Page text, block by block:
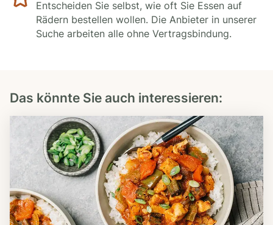
Entscheiden Sie selbst, wie oft Sie Essen auf
Rädern bestellen wollen. Die Anbieter in unserer
Suche arbeiten alle ohne Vertragsbindung.
Das könnte Sie auch interessieren: